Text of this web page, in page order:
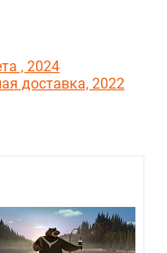
, 2024
доставка, 2022